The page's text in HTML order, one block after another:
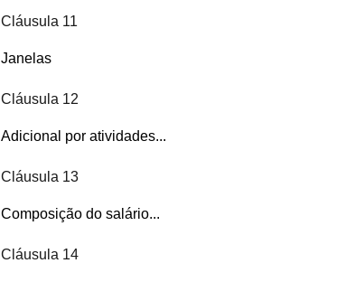
Cláusula 11
Janelas
Cláusula 12
Adicional por atividades...
Cláusula 13
Composição do salário...
Cláusula 14